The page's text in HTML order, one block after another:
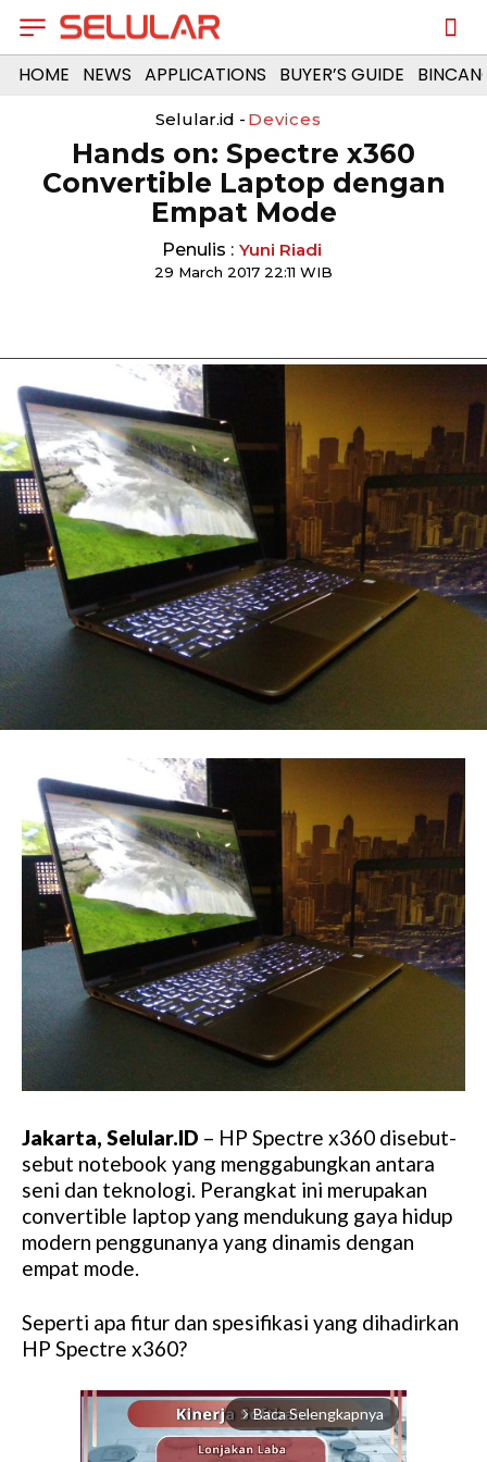
HOME NEWS APPLICATIONS BUYER’S GUIDE
Selular.id - Devices
​Hands on: Spectre x360
Convertible Laptop dengan
Empat Mode
Penulis : Yuni Riadi
29 March 2017 22:11 WIB
Jakarta, Selular.ID – HP Spectre x360 disebut-
sebut notebook yang menggabungkan antara
seni dan teknologi. Perangkat ini merupakan
convertible laptop yang mendukung gaya hidup
modern penggunanya yang dinamis dengan
empat mode.
Seperti apa fitur dan spesifikasi yang dihadirkan
HP Spectre x360?
arrow_forward_ios Baca Selengkapnya